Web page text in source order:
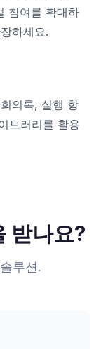
참여를 확대하
하세요.
의록, 실행 항
브러리를 활용
받나요?
루션.